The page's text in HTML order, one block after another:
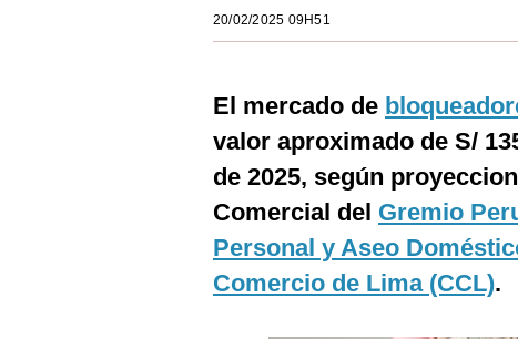
20/02/2025 09H51
El mercado de
valor aproximado de S/
de 2025, según
Comercial del Gremio
Personal y Aseo
Comercio de Lima (CCL).